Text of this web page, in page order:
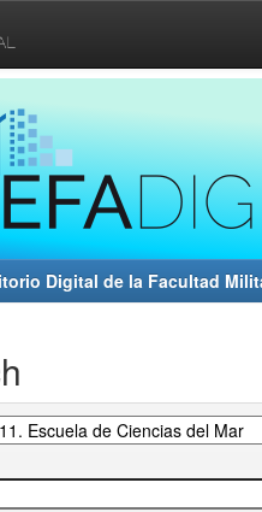
Digital de la Facultad